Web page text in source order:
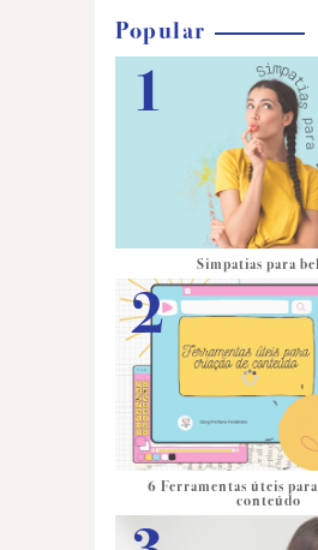
Popular
Simpatias para
6 Ferramentas úteis
conteúdo